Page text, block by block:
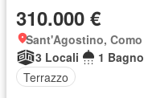
310.000 €
Sant'Agostino, Como
3 Locali
1 Bagno
Terrazzo